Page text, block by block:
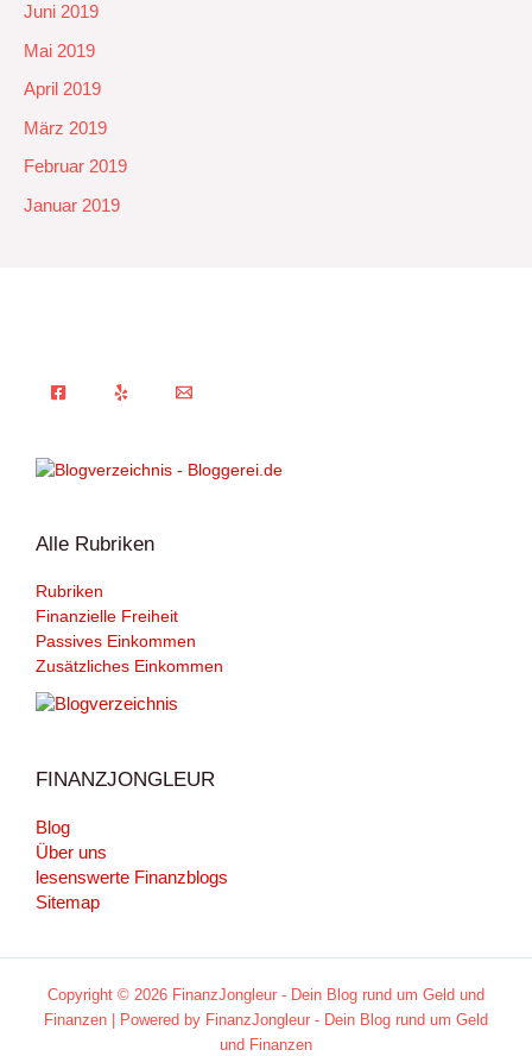
Juni 2019
Mai 2019
April 2019
März 2019
Februar 2019
Januar 2019
Alle Rubriken
Rubriken
Finanzielle Freiheit
Passives Einkommen
Zusätzliches Einkommen
FINANZJONGLEUR
Blog
Über uns
lesenswerte Finanzblogs
Sitemap
Copyright © 2026 FinanzJongleur - Dein Blog rund um Geld und
Finanzen | Powered by FinanzJongleur - Dein Blog rund um Geld
und Finanzen